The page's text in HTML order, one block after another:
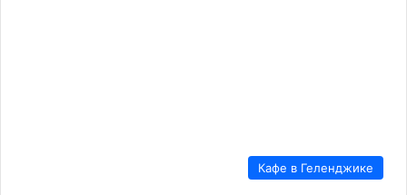
Кафе в Геленджике